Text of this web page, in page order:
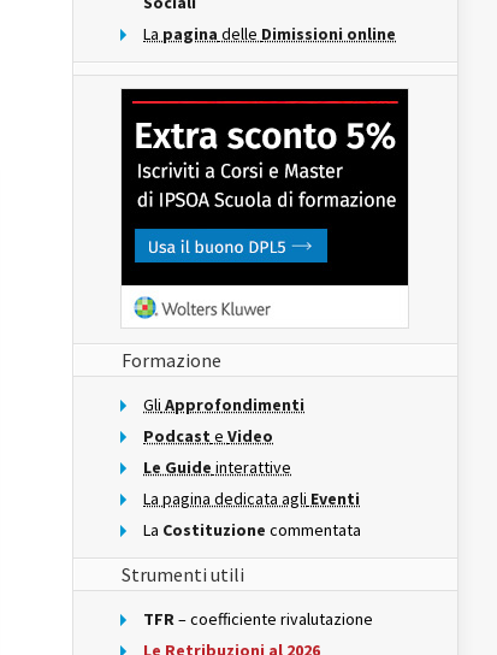
La pagina delle Dimissioni online
Formazione
Gli Approfondimenti
Podcast e Video
Le Guide interattive
La pagina dedicata agli Eventi
La Costituzione commentata
Strumenti utili
TFR– coefficiente rivalutazione
Le Retribuzioni al 2026